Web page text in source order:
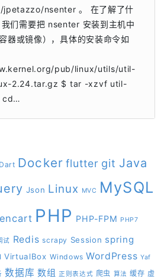
nsenter 。 在了解了什
们需要把 nsenter 安装到主机中
器或镜像），具体的安装命令如
pub/linux/utils/util-
2.24.tar.gz $ tar -xzvf util-
cd…
Dart Docker flutter git Java
Json Linux MVC MySQL
PHP PHP-FPM PHP7
试 Redis scrapy Session spring
VirtualBox Windows WordPress Yaf
数据库 数组 正则表达式 爬虫 算法 缓存 虚